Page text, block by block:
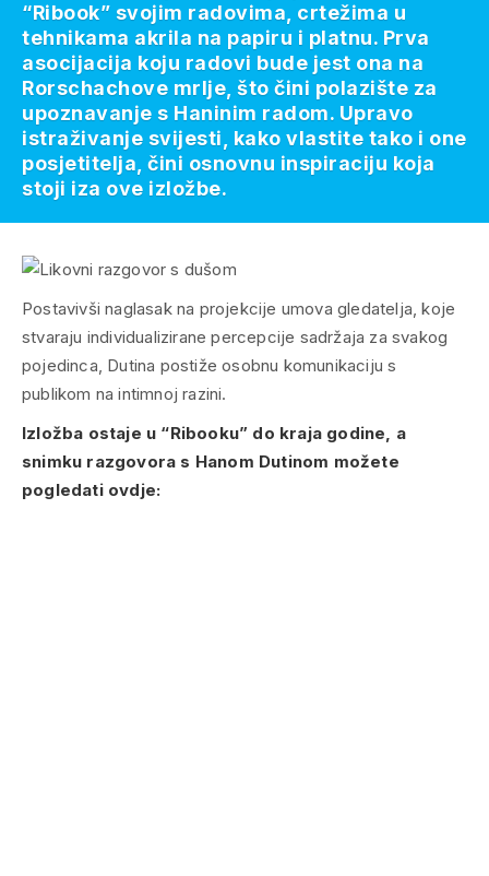
Postavivši naglasak na projekcije umova gledatelja, koje
stvaraju individualizirane percepcije sadržaja za svakog
pojedinca, Dutina postiže osobnu komunikaciju s
publikom na intimnoj razini.
Izložba ostaje u “Ribooku” do kraja godine, a
snimku razgovora s Hanom Dutinom možete
pogledati ovdje:
“Ribook” svojim radovima, crtežima u
tehnikama akrila na papiru i platnu. Prva
asocijacija koju radovi bude jest ona na
Rorschachove mrlje, što čini polazište za
upoznavanje s Haninim radom. Upravo
istraživanje svijesti, kako vlastite tako i one
posjetitelja, čini osnovnu inspiraciju koja
stoji iza ove izložbe.